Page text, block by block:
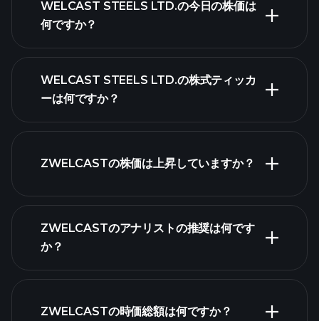
WELCAST STEELS LTD.の今日の株価は
何ですか？
詳細チャート
WELCAST STEELS LTD.の株式ティッカ
ーは何ですか？
ZWELCASTの株価は上昇していますか？
ZWELCAST
ZWELCASTのアナリストの推奨は何です
か？
ZWELCASTの時価総額は何ですか？